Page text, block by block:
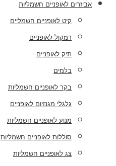
אביזרים לאופניים חשמליות
קיט לאופניים חשמליים
רמקול לאופניים
תיק לאופניים
בלמים
בקר לאופניים חשמליות
גלגלי מגנזיום לאופניים
מנוע לאופניים חשמליות
סוללות לאופניים חשמליות
צג לאופניים חשמליות